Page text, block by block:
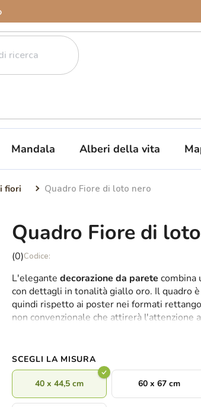
Mandala Alberi della vita
fiori Quadro Fiore di loto nero
Quadro Fiore di
La
media
del
prodotto
è
5
stelle.
(0)
L'elegante decorazione da parete combina
con dettagli in tonalità giallo oro. Il quadro
quindi rispetto ai poster nei formati
non convenzionale che attirerà l'attenzione
UV assicurano che la stampa dei petali in
SCEGLI LA MISURA
40 x 44,5 cm 60 x 67 cm